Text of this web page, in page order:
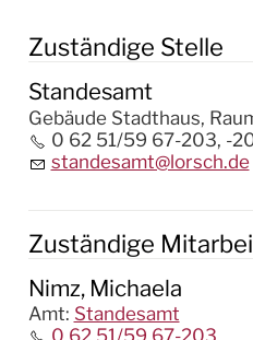
Ausschreibungen
WIRTSCHAFT
STELLEN &
LEBEN IN LORSCH
KULTUR
Zuständige Stelle
Standesamt
Gebäude Stadthaus,
0 62 51/59 67-203, -
standesamt@lorsch.de
Zuständige
Nimz, Michaela
Amt: Standesamt